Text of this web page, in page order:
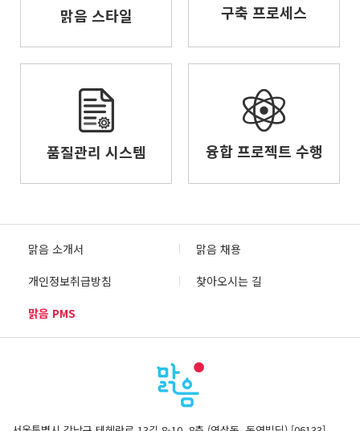
맑음 스타일 구축 프로세스
품질관리 시스템 융합 프로젝트 수행
맑음 소개서
맑음 채용
개인정보취급방침
찾아오시는 길
맑음 PMS